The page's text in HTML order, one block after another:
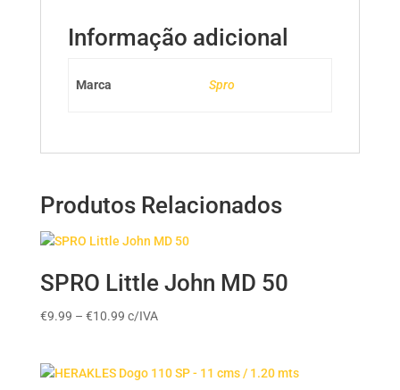
Informação adicional
Marca Spro
Produtos Relacionados
SPRO Little John MD 50
€9.99 – €10.99Price
through
c/IVA